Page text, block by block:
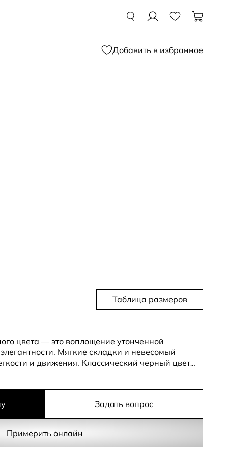
Добавить в избранное
Таблица размеров
цвета — это воплощение утонченной
Мягкие складки и невесомый
и движения. Классический черный цвет
полиэстеровой ткани с добавлением эластана,
даря невероятный комфорт. Сочетайте её с
Задать вопрос
Примерить онлайн